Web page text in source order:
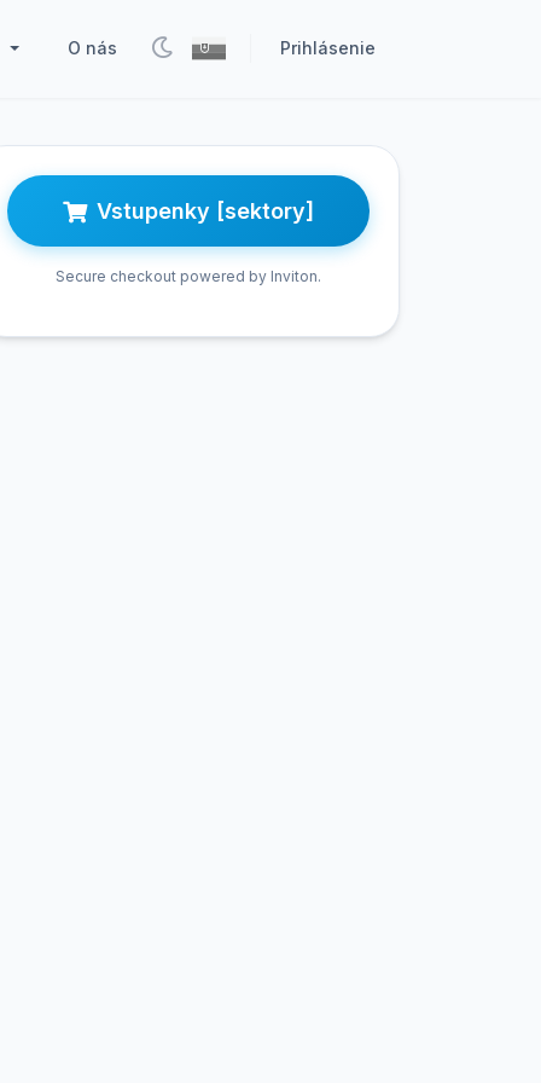
O nás Prihlásenie
Vstupenky [sektory]
Secure checkout powered by Inviton.